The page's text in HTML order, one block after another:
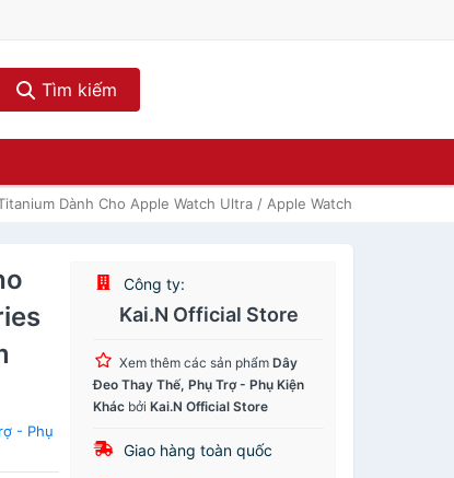
Tìm kiếm
Dành Cho Apple Watch Ultra / Apple Watch Series 1-8/
- Phụ
Công ty:
Kai.N Official Store
Xem thêm các sản phẩmDây
Đeo Thay Thế, Phụ Trợ - Phụ Kiện
Khác bởiKai.N Official Store
Giao hàng toàn quốc